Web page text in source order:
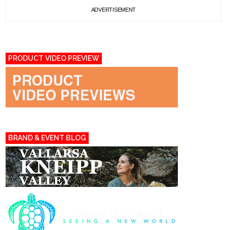
ADVERTISEMENT
PRODUCT VIDEO PREVIEW
BRAND & EVENT BLOG